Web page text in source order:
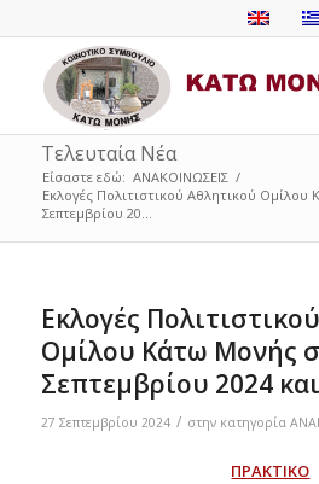
Τελευταία Νέα
Είσαστε εδώ: ΑΝΑΚΟΙΝΩΣΕΙΣ /
Εκλογές Πολιτιστικού Αθλητικού Ομίλου
Σεπτεμβρίου 20...
Εκλογές
Ομίλου Κάτω Μονής
Σεπτεμβρίου 2024
27 Σεπτεμβρίου 2024 / στην κατηγορία
ΠΡΑΚΤΙΚΟ